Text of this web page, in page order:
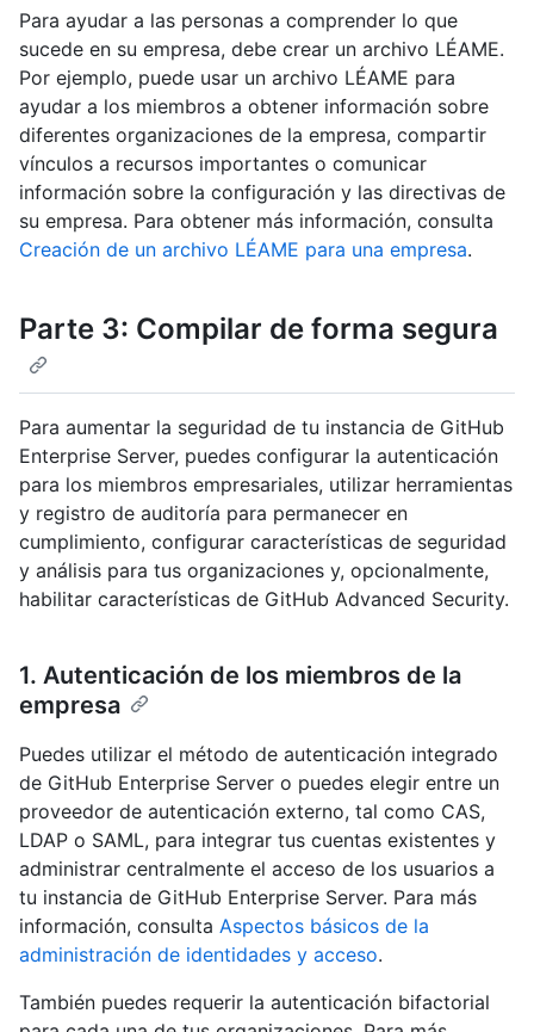
Para ayudar a las personas a comprender lo que
sucede en su empresa, debe crear un archivo LÉAME.
Por ejemplo, puede usar un archivo LÉAME para
ayudar a los miembros a obtener información sobre
diferentes organizaciones de la empresa, compartir
vínculos a recursos importantes o comunicar
información sobre la configuración y las directivas de
su empresa. Para obtener más información, consulta
Creación de un archivo LÉAME para una empresa.
Parte 3: Compilar de forma segura
Para aumentar la seguridad de tu instancia de GitHub
Enterprise Server, puedes configurar la autenticación
para los miembros empresariales, utilizar herramientas
y registro de auditoría para permanecer en
cumplimiento, configurar características de seguridad
y análisis para tus organizaciones y, opcionalmente,
habilitar características de GitHub Advanced Security.
1. Autenticación de los miembros de la
empresa
Puedes utilizar el método de autenticación integrado
de GitHub Enterprise Server o puedes elegir entre un
proveedor de autenticación externo, tal como CAS,
LDAP o SAML, para integrar tus cuentas existentes y
administrar centralmente el acceso de los usuarios a
tu instancia de GitHub Enterprise Server. Para más
información, consulta Aspectos básicos de la
administración de identidades y acceso.
También puedes requerir la autenticación bifactorial